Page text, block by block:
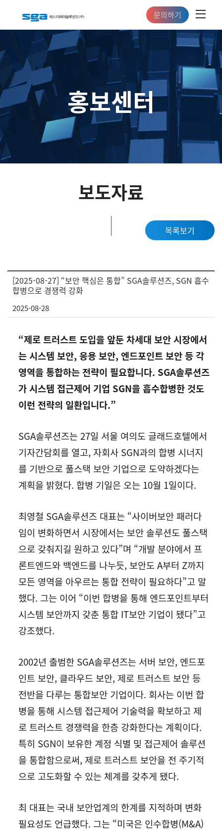
문의하기
홍보센터
보도자료
목록보기
[2025-08-27] “보안 핵심은 통합” SGA솔루션즈, SGN 흡수
합병으로 경쟁력 강화
2025-08-28
“제로 트러스트 도입을 앞둔 차세대 보안 시장에서
는 시스템 보안, 응용 보안, 엔드포인트 보안 등 각
영역을 통합하는 전략이 필요합니다. SGA솔루션즈
가 시스템 접근제어 기업 SGN을 흡수합병한 것도
이런 전략의 일환입니다.”
SGA솔루션즈는 27일 서울 여의도 글래드호텔에서
기자간담회를 열고, 자회사 SGN과의 합병 시너지
를 기반으로 풀스택 보안 기업으로 도약하겠다는
계획을 밝혔다. 합병 기일은 오는 10월 1일이다.
최영철 SGA솔루션즈 대표는 “사이버보안 패러다
임이 변화하면서 시장에서는 보안 솔루션도 풀스택
으로 갖춰지길 원하고 있다”며 “개발 분야에서 프
론트엔드와 백엔드를 나누듯, 보안도 A부터 Z까지
모든 영역을 아우르는 통합 전략이 필요하다”고 말
했다. 그는 이어 “이번 합병을 통해 엔드포인트부터
시스템 보안까지 갖춘 통합 IT보안 기업이 됐다”고
강조했다.
2002년 출범한 SGA솔루션즈는 서버 보안, 엔드포
인트 보안, 클라우드 보안, 제로 트러스트 보안 등
전반을 다루는 통합보안 기업이다. 회사는 이번 합
병을 통해 시스템 접근제어 기술력을 확보하고 제
로 트러스트 경쟁력을 한층 강화한다는 계획이다.
특히 SGN이 보유한 계정 식별 및 접근제어 솔루션
을 통합함으로써, 제로 트러스트 보안을 전 주기적
으로 고도화할 수 있는 체계를 갖추게 됐다.
최 대표는 국내 보안업계의 한계를 지적하며 변화
필요성도 언급했다. 그는 “미국은 인수합병(M&A)